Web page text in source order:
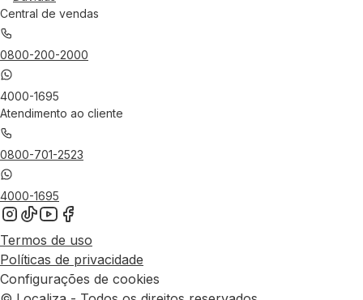
Central de vendas
0800-200-2000
4000-1695
Atendimento ao cliente
0800-701-2523
4000-1695
Termos de uso
Políticas de privacidade
Configurações de cookies